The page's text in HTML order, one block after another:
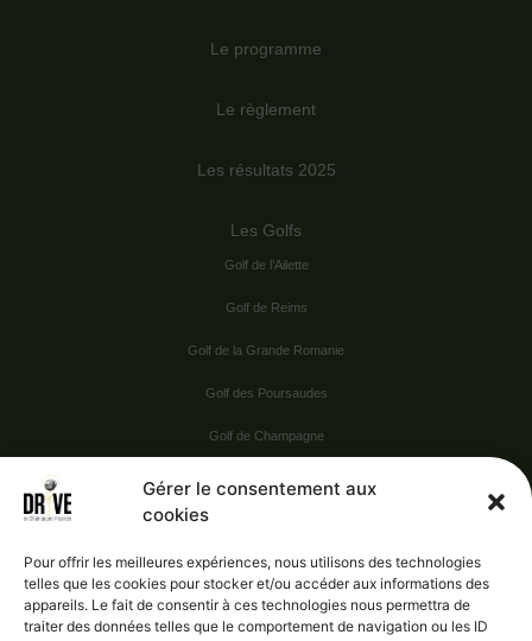
Gérer le consentement aux
cookies
Pour offrir les meilleures expériences, nous utilisons des technologies
telles que les cookies pour stocker et/ou accéder aux informations des
appareils. Le fait de consentir à ces technologies nous permettra de
traiter des données telles que le comportement de navigation ou les ID
Le programme
Le règlement
Les résultats 2025
Les Golfs
Golf de l’Ailette
Golf de Reims
Golf de la Grande Romanie
Golf des Poursaudes
Golf de Champagne
Vie pratique